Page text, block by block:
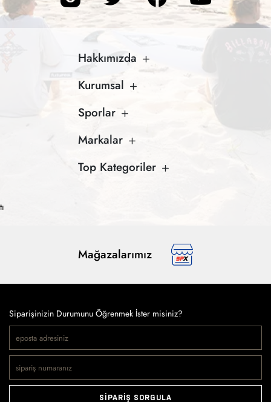
Hakkımızda
Kurumsal
Sporlar
Markalar
Top Kategoriler
Mağazalarımız
Siparişinizin Durumunu Öğrenmek İster misiniz?
SİPARİŞ SORGULA